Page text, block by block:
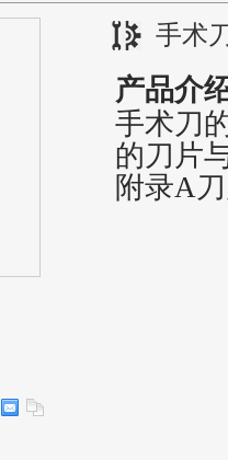
手术
产品介
手术刀
的刀片
附录A